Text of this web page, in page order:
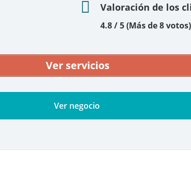
Valoración de los
4.8 / 5 (Más de 8 votos)
Ver servicios
Ver negocio